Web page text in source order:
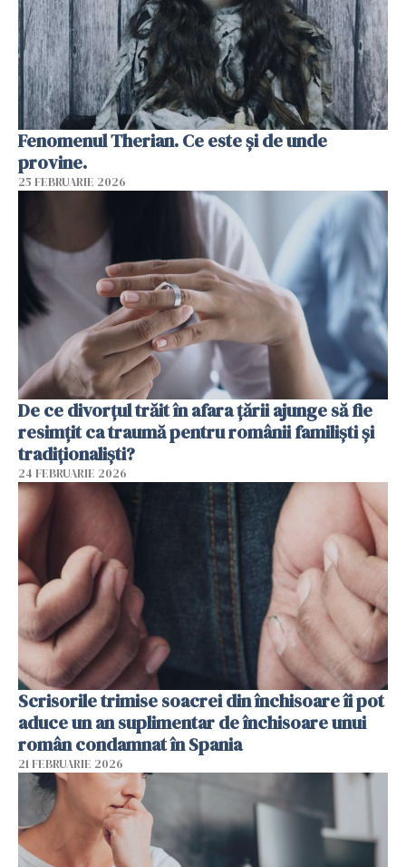
Fenomenul Therian. Ce este și de unde
provine.
25 FEBRUARIE 2026
De ce divorțul trăit în afara țării ajunge să fie
resimțit ca traumă pentru românii familiști și
tradiționaliști?
24 FEBRUARIE 2026
Scrisorile trimise soacrei din închisoare îi pot
aduce un an suplimentar de închisoare unui
român condamnat în Spania
21 FEBRUARIE 2026